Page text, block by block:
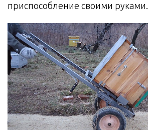
приспособление своими руками.